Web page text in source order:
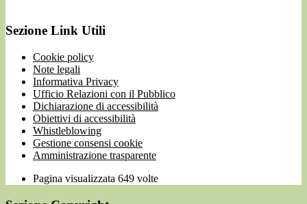
Sezione Link Utili
Cookie policy
Note legali
Informativa Privacy
Ufficio Relazioni con il Pubblico
Dichiarazione di accessibilità
Obiettivi di accessibilità
Whistleblowing
Gestione consensi cookie
Amministrazione trasparente
Pagina visualizzata 649 volte